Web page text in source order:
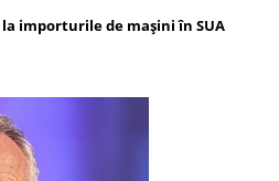
importurile de mașini în SUA